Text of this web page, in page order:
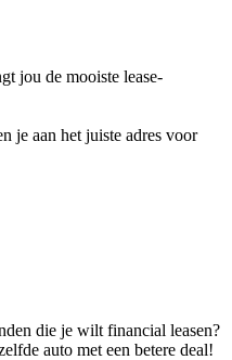
jou de mooiste lease-
je aan het juiste adres voor
die je wilt financial leasen?
auto met een betere deal!